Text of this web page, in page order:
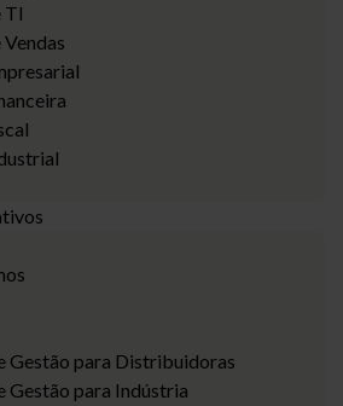
TI
Gestão para Distribuidoras
Gestão para Indústria